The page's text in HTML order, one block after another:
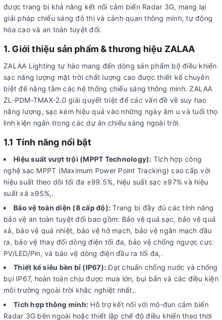
được trang bị khả năng kết nối cảm biến Radar 3G, mang lại
giải pháp chiếu sáng đô thị và cảnh quan thông minh, tự động
hóa cao và an toàn tuyệt đối.
1. Giới thiệu sản phẩm & thương hiệu ZALAA
ZALAA Lighting tự hào mang đến dòng sản phẩm bộ điều khiển
sạc năng lượng mặt trời chất lượng cao được thiết kế chuyên
biệt để nâng tầm các hệ thống chiếu sáng thông minh. ZALAA
ZL-PDM-TMAX-2.0 giải quyết triệt để các vấn đề về suy hao
năng lượng, sạc kém hiệu quả vào những ngày âm u và tuổi thọ
linh kiện ngắn trong các dự án chiếu sáng ngoài trời.
1.1 Tính năng nổi bật
Hiệu suất vượt trội (MPPT Technology): Tích hợp công
nghệ sạc MPPT (Maximum Power Point Tracking) cao cấp với
hiệu suất theo dõi tối đa ≥99.5%, hiệu suất sạc ≥97% và hiệu
suất xả ≥95%,.
Bảo vệ toàn diện (8 cấp độ): Trang bị đầy đủ các tính năng
bảo vệ an toàn tuyệt đối bao gồm: Bảo vệ quá sạc, bảo vệ quá
xả, bảo vệ quá nhiệt, bảo vệ hở mạch, bảo vệ ngắn mạch đầu
ra, bảo vệ thay đổi dòng điện tối đa, bảo vệ chống ngược cực
PV/LED/Pin, và bảo vệ dòng điện đầu ra tối đa,.
Thiết kế siêu bền bỉ (IP67):Đạt chuẩn chống nước và chống
bụi IP67, hoàn toàn chịu được mưa lớn, bụi bẩn và các điều kiện
môi trường ngoài trời khắc nghiệt nhất,.
Tích hợp thông minh: Hỗ trợ kết nối với mô-đun cảm biến
Radar 3G bên ngoài hoặc thiết lập chế độ điều khiển theo thời